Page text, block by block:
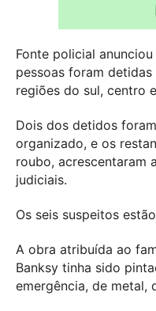
Fonte policial
pessoas foram
regiões do sul, centro
Dois dos detidos
organizado, e os
roubo, acrescentaram
judiciais.
Os seis suspeitos
A obra atribuída ao
Banksy tinha sido
emergência, de metal,